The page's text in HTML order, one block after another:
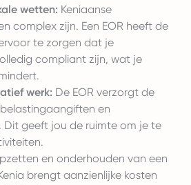
wetten: Keniaanse
complex zijn. Een EOR heeft de
te zorgen dat je
compliant zijn, wat je
werk: De EOR verzorgt de
en
Dit geeft jou de ruimte om je te
en onderhouden van een
brengt aanzienlijke kosten